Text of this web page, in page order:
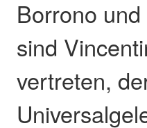
Borrono
sind
vertreten,